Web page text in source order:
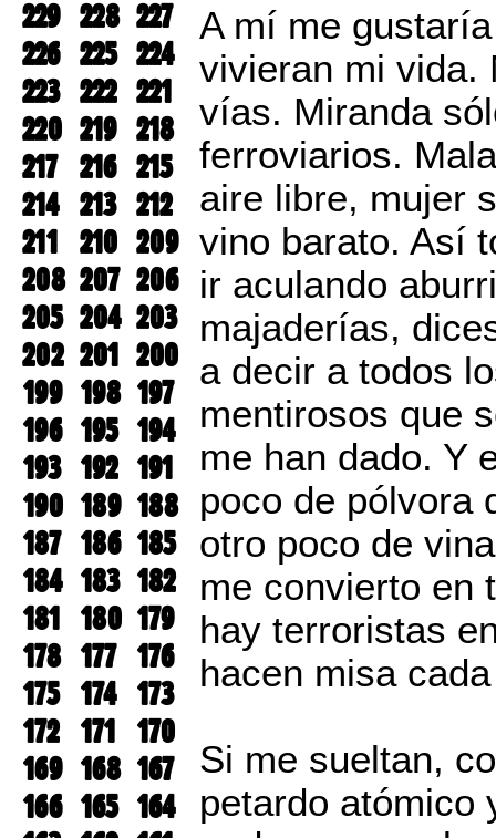
229 228 227
226 225 224
223 222 221
220 219 218
217 216 215
214 213 212
211 210 209
208 207 206
205 204 203
202 201 200
199 198 197
196 195 194
193 192 191
190 189 188
187 186 185
184 183 182
181 180 179
178 177 176
175 174 173
172 171 170
169 168 167
166 165 164
A mí me
vivieran mi vida.
vías. Miranda
ferroviarios.
aire libre, mujer
vino barato. Así
ir aculando
majaderías,
a decir a todos
mentirosos que
me han dado. Y
poco de pólvora
otro poco de
me convierto en
hay terroristas
hacen misa
Si me sueltan,
petardo atómico